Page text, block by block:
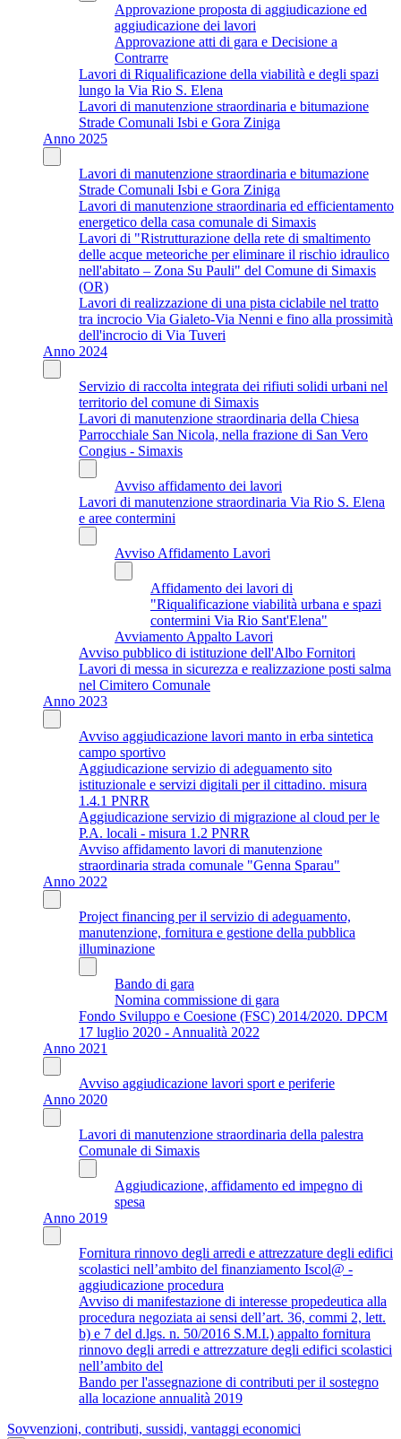
Approvazione proposta di aggiudicazione ed
aggiudicazione dei lavori
Approvazione atti di gara e Decisione a
Contrarre
Lavori di Riqualificazione della viabilità e degli spazi
lungo la Via Rio S. Elena
Lavori di manutenzione straordinaria e bitumazione
Strade Comunali Isbi e Gora Ziniga
Anno 2025
Lavori di manutenzione straordinaria e bitumazione
Strade Comunali Isbi e Gora Ziniga
Lavori di manutenzione straordinaria ed efficientamento
energetico della casa comunale di Simaxis
Lavori di "Ristrutturazione della rete di smaltimento
delle acque meteoriche per eliminare il rischio idraulico
nell'abitato – Zona Su Pauli" del Comune di Simaxis
(OR)
Lavori di realizzazione di una pista ciclabile nel tratto
tra incrocio Via Gialeto-Via Nenni e fino alla prossimità
dell'incrocio di Via Tuveri
Anno 2024
Servizio di raccolta integrata dei rifiuti solidi urbani nel
territorio del comune di Simaxis
Lavori di manutenzione straordinaria della Chiesa
Parrocchiale San Nicola, nella frazione di San Vero
Congius - Simaxis
Avviso affidamento dei lavori
Lavori di manutenzione straordinaria Via Rio S. Elena
e aree contermini
Avviso Affidamento Lavori
Affidamento dei lavori di
"Riqualificazione viabilità urbana e spazi
contermini Via Rio Sant'Elena"
Avviamento Appalto Lavori
Avviso pubblico di istituzione dell'Albo Fornitori
Lavori di messa in sicurezza e realizzazione posti salma
nel Cimitero Comunale
Anno 2023
Avviso aggiudicazione lavori manto in erba sintetica
campo sportivo
Aggiudicazione servizio di adeguamento sito
istituzionale e servizi digitali per il cittadino. misura
1.4.1 PNRR
Aggiudicazione servizio di migrazione al cloud per le
P.A. locali - misura 1.2 PNRR
Avviso affidamento lavori di manutenzione
straordinaria strada comunale "Genna Sparau"
Anno 2022
Project financing per il servizio di adeguamento,
manutenzione, fornitura e gestione della pubblica
illuminazione
Bando di gara
Nomina commissione di gara
Fondo Sviluppo e Coesione (FSC) 2014/2020. DPCM
17 luglio 2020 - Annualità 2022
Anno 2021
Avviso aggiudicazione lavori sport e periferie
Anno 2020
Lavori di manutenzione straordinaria della palestra
Comunale di Simaxis
Aggiudicazione, affidamento ed impegno di
spesa
Anno 2019
Fornitura rinnovo degli arredi e attrezzature degli edifici
scolastici nell’ambito del finanziamento Iscol@ -
aggiudicazione procedura
Avviso di manifestazione di interesse propedeutica alla
procedura negoziata ai sensi dell’art. 36, commi 2, lett.
b) e 7 del d.lgs. n. 50/2016 S.M.I.) appalto fornitura
rinnovo degli arredi e attrezzature degli edifici scolastici
nell’ambito del
Bando per l'assegnazione di contributi per il sostegno
alla locazione annualità 2019
Sovvenzioni, contributi, sussidi, vantaggi economici